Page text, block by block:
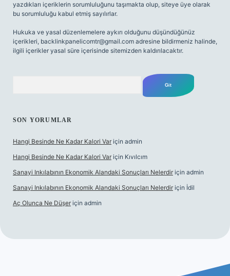
yazdıkları içeriklerin sorumluluğunu taşımakta olup, siteye üye olarak
bu sorumluluğu kabul etmiş sayılırlar.
Hukuka ve yasal düzenlemelere aykırı olduğunu düşündüğünüz
içerikleri, backlinkpanelicomtr@gmail.com adresine bildirmeniz halinde,
ilgili içerikler yasal süre içerisinde sitemizden kaldırılacaktır.
SON YORUMLAR
Hangi Besinde Ne Kadar Kalori Var için admin
Hangi Besinde Ne Kadar Kalori Var için Kıvılcım
Sanayi Inkılabının Ekonomik Alandaki Sonuçları Nelerdir için admin
Sanayi Inkılabının Ekonomik Alandaki Sonuçları Nelerdir için İdil
Aç Olunca Ne Düşer için admin